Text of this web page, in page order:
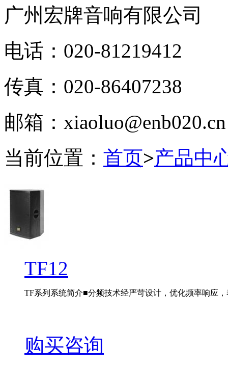
广州宏牌音响有限公司
电话：020-81219412
传真：020-86407238
邮箱：xiaoluo@enb020.cn
当前位置： 首页>产品中
TF12
TF系列系统简介■分频技术经严苛设计，优化频率响应
购买咨询